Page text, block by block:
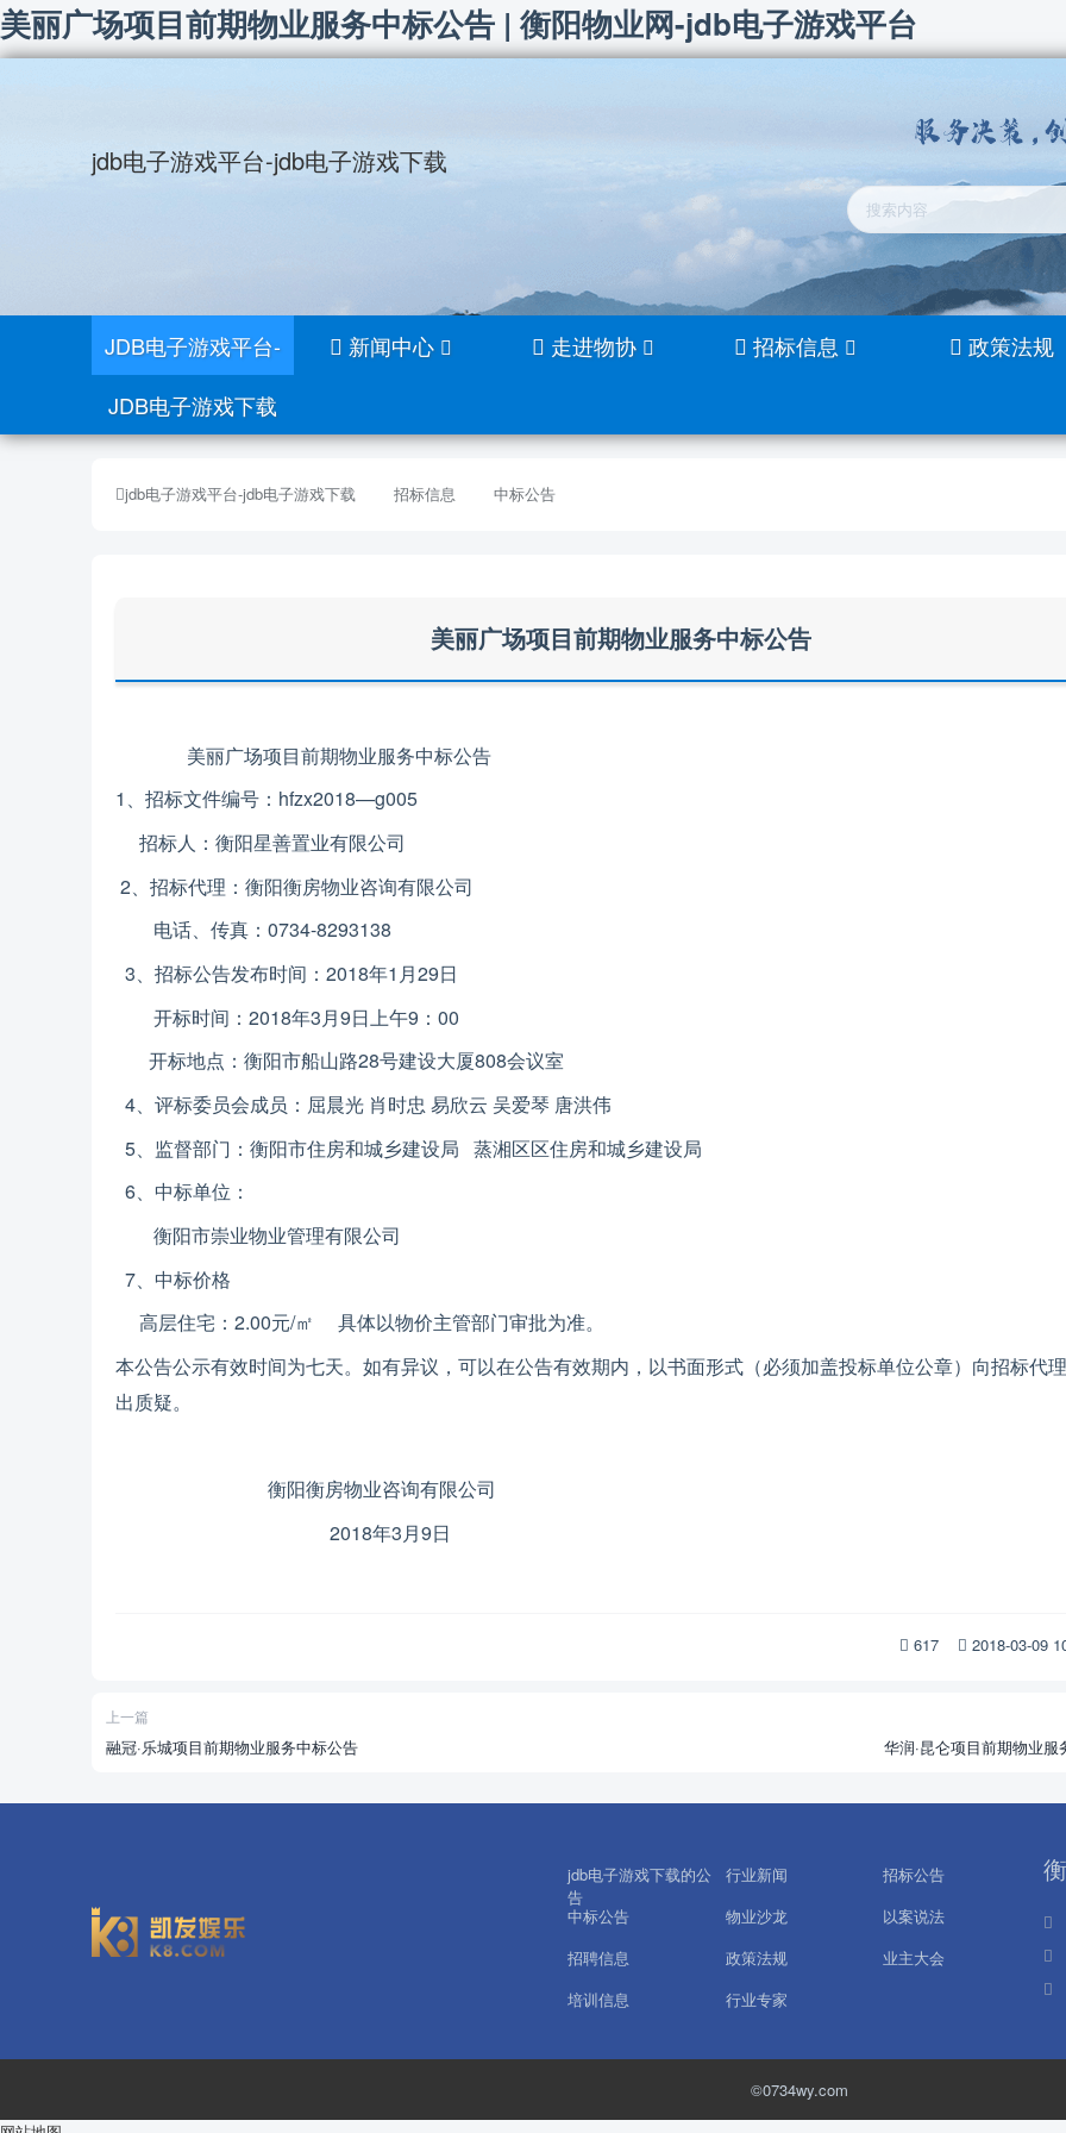
美丽广场项目前期物业服务中标公告 | 衡阳物业网-jdb电子游戏平台
jdb电子游戏平台-jdb电子游戏下载
JDB电子游戏平台-
JDB电子游戏下载
新闻中心 走进物协 招标信息 政策法规
jdb电子游戏平台-jdb电子游戏下载 招标信息 中标公告
美丽广场项目前期物业服务中标公告
美丽广场项目前期物业服务中标公告
1、招标文件编号：hfzx2018—g005
招标人：衡阳星善置业有限公司
2、招标代理：衡阳衡房物业咨询有限公司
电话、传真：0734-8293138
3、招标公告发布时间：2018年1月29日
开标时间：2018年3月9日上午9：00
开标地点：衡阳市船山路28号建设大厦808会议室
4、评标委员会成员：屈晨光 肖时忠 易欣云 吴爱琴 唐洪伟
5、监督部门：衡阳市住房和城乡建设局 蒸湘区区住房和城乡建设局
6、中标单位：
衡阳市崇业物业管理有限公司
7、中标价格
高层住宅：2.00元/㎡ 具体以物价主管部门审批为准。
本公告公示有效时间为七天。如有异议，可以在公告有效期内，以书面形式（必须加盖投标单位公章）向招标代
出质疑。
衡阳衡房物业咨询有限公司
2018年3月9日
617 2018-03-09
上一篇
融冠·乐城项目前期物业服务中标公告 华润·昆仑项目前期物业服
jdb电子游戏下载的公
告
行业新闻
招标公告
中标公告
物业沙龙
以案说法
招聘信息
政策法规
业主大会
培训信息
行业专家
©0734wy.com